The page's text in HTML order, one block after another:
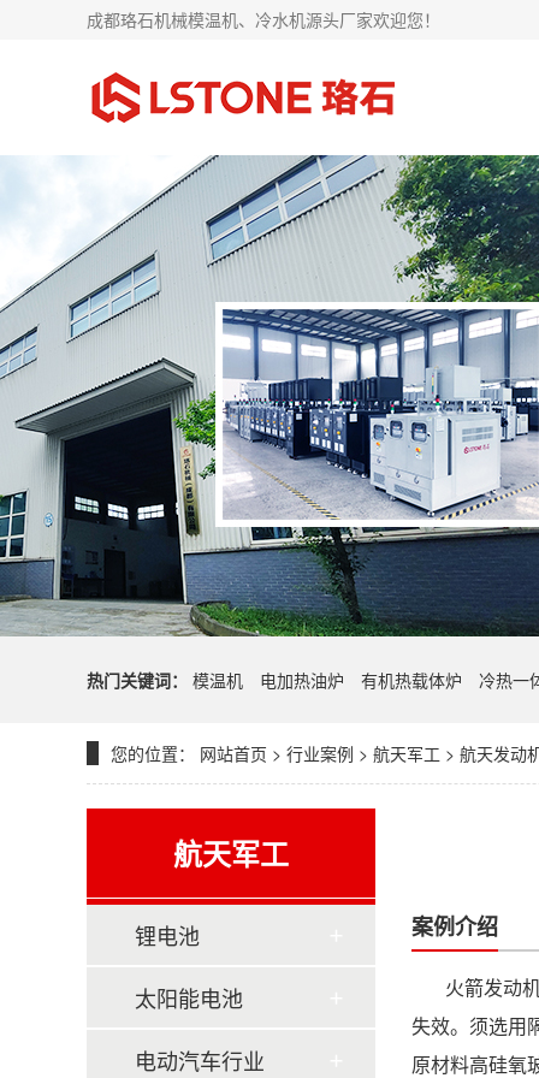
成都珞石机械模温机、冷水机源头厂家欢迎您！
热门关键词： 模温机 电加热油炉 有机热载体炉 冷热一
您的位置： 网站首页 > 行业案例 > 航天军工 > 航天发动
航天军工
锂电池
太阳能电池
电动汽车行业
案例介绍
火箭发动
失效。须选用
原材料高硅氧